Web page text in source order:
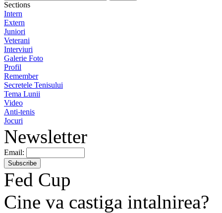
Sections
Intern
Extern
Juniori
Veterani
Interviuri
Galerie Foto
Profil
Remember
Secretele Tenisului
Tema Lunii
Video
Anti-tenis
Jocuri
Newsletter
Email:
Fed Cup
Cine va castiga intalnirea?